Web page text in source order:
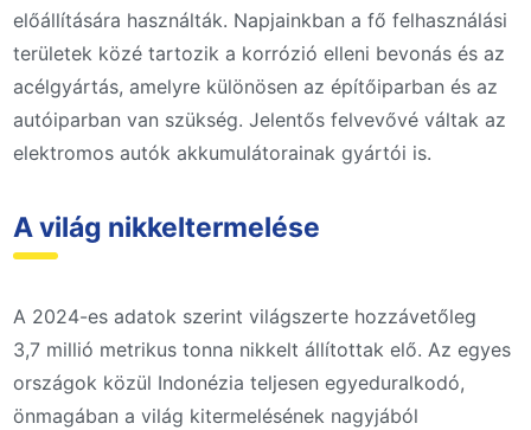
előállítására használták. Napjainkban a fő felhasználási
területek közé tartozik a korrózió elleni bevonás és az
acélgyártás, amelyre különösen az építőiparban és az
autóiparban van szükség. Jelentős felvevővé váltak az
elektromos autók akkumulátorainak gyártói is.
A világ nikkeltermelése
A 2024-es adatok szerint világszerte hozzávetőleg
3,7 millió metrikus tonna nikkelt állítottak elő. Az egyes
országok közül Indonézia teljesen egyeduralkodó,
önmagában a világ kitermelésének nagyjából